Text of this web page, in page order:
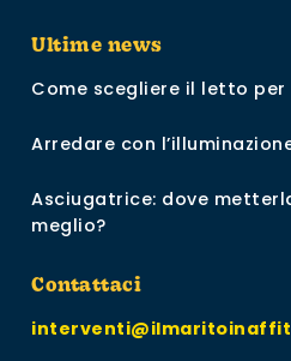
Ultime news
Come scegliere il letto
Arredare con
Asciugatrice: dove
meglio?
Contattaci